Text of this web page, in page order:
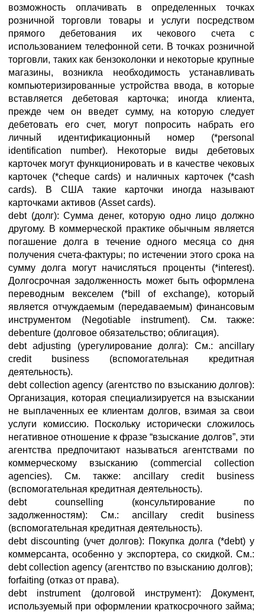
возможность оплачивать в определенных точках
розничной торговли товары и услуги посредством
прямого дебетования их чекового счета с
использованием телефонной сети. В точках розничной
торговли, таких как бензоколонки и некоторые крупные
магазины, возникла необходимость устанавливать
компьютеризированные устройства ввода, в которые
вставляется дебетовая карточка; иногда клиента,
прежде чем он введет сумму, на которую следует
дебетовать его счет, могут попросить набрать его
личный идентификационный номер (*personal
identification number). Некоторые виды дебетовых
карточек могут функционировать и в качестве чековых
карточек (*cheque cards) и наличных карточек (*cash
cards). В США такие карточки иногда называют
карточками активов (Asset cards).
debt (долг): Сумма денег, которую одно лицо должно
другому. В коммерческой практике обычным является
погашение долга в течение одного месяца со дня
получения счета-фактуры; по истечении этого срока на
сумму долга могут начисляться проценты (*interest).
Долгосрочная задолженность может быть оформлена
переводным векселем (*bill of exchange), который
является отчуждаемым (передаваемым) финансовым
инструментом (Negotiable instrument). См. также:
debenture (долговое обязательство; облигация).
debt adjusting (урегулирование долга): См.: ancillary
credit business (вспомогательная кредитная
деятельность).
debt collection agency (агентство по взысканию долгов):
Организация, которая специализируется на взыскании
не выплаченных ее клиентам долгов, взимая за свои
услуги комиссию. Поскольку исторически сложилось
негативное отношение к фразе “взыскание долгов”, эти
агентства предпочитают называться агентствами по
коммерческому взысканию (commercial collection
agencies). См. также: ancillary credit business
(вспомогательная кредитная деятельность).
debt counselling (консультирование по
задолженностям): См.: ancillary credit business
(вспомогательная кредитная деятельность).
debt discounting (учет долгов): Покупка долга (*debt) у
коммерсанта, особенно у экспортера, со скидкой. См.:
debt collection agency (агентство по взысканию долгов);
forfaiting (отказ от права).
debt instrument (долговой инструмент): Документ,
используемый при оформлении краткосрочного займа;